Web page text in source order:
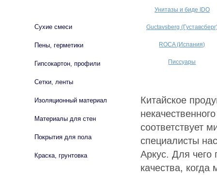
Унитазы и биде IDO
Guctavsberg
ROCA (Испания)
Писсуары
Китайское
соответствует
специалисты
Аркус. Для чего
качества,
Сухие смеси
Пены, герметики
Гипсокартон, профили
Сетки, ленты
Изоляционный материал
Материалы для стен
Покрытия для пола
Краска, грунтовка